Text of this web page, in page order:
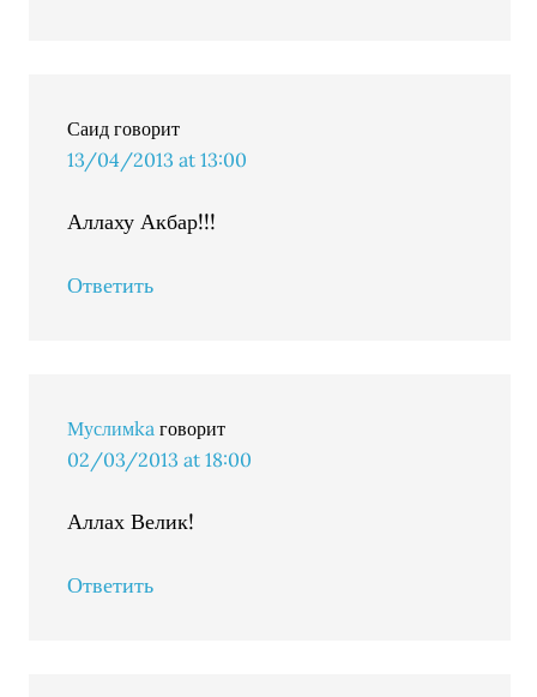
Саид говорит
13/04/2013 at 13:00
Аллаху Акбар!!!
Ответить
Муслимka говорит
02/03/2013 at 18:00
Аллах Велик!
Ответить